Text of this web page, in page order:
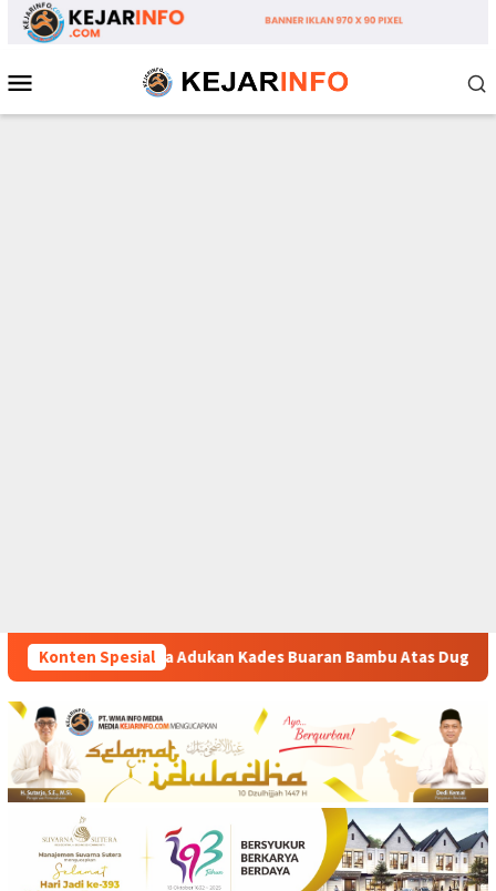
Loncat
Mobile
Konten Spesial
Kades Buaran Bambu Atas Dugaan Pungutan Liar